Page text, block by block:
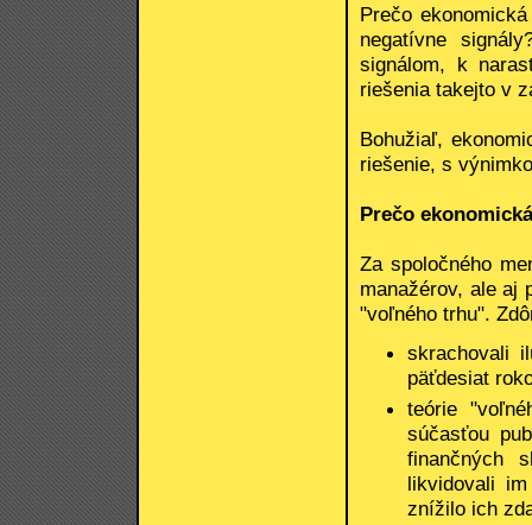
Prečo
negatívne
signálom, k
riešenia takejto v
Bohužiaľ,
riešenie, s
Prečo
Za spoločného
manažérov, ale aj
"voľného trhu".
skrachovali
päťdesiat
teórie
súčasťou
finančných
likvidovali
znížilo ich